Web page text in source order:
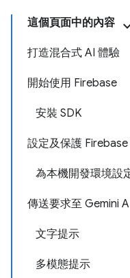
這個頁面中的內容
打造混合式 AI 體驗
開始使用 Firebase
安裝 SDK
設定及保護
為本機開發環境設
傳送要求至 Gemini
文字提示
多模態提示